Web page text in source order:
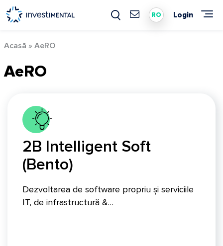
Skip
to
content
RO Login
Acasă » AeRO
AeRO
2B Intelligent Soft
(Bento)
Dezvoltarea de software propriu și serviciile
IT, de infrastructură &…